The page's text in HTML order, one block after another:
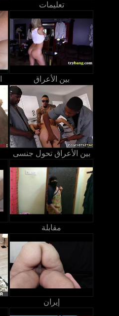
تعليمات
بين الأعراق
بين الأعراق تحول جنسى
مقابلة
إيران